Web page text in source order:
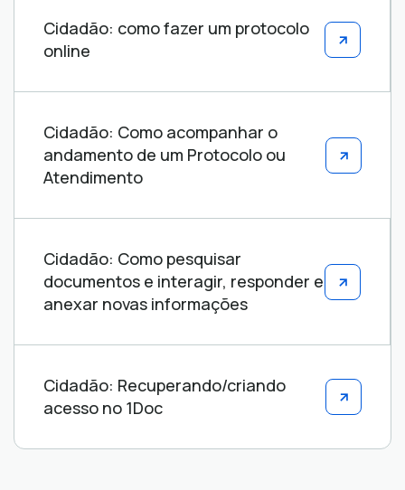
Cidadão: como fazer um protocolo
online
Cidadão: Como acompanhar o
andamento de um Protocolo ou
Atendimento
Cidadão: Como pesquisar
documentos e interagir, responder e
anexar novas informações
Cidadão: Recuperando/criando
acesso no 1Doc